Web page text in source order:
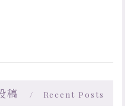
稿 Recent Posts